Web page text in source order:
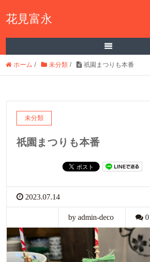
花見富永
ホーム / 未分類 / 祇園まつりも本番
未分類
祇園まつりも本番
2023.07.14
by admin-deco 0